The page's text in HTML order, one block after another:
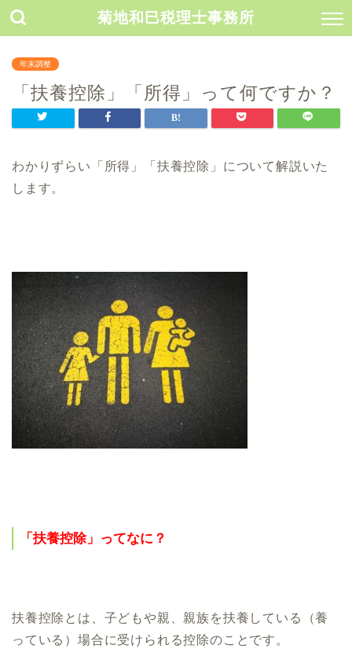
菊地和巳税理士事務所
年末調整
「扶養控除」「所得」って何ですか？
わかりずらい「所得」「扶養控除」について解説いた
します。
「扶養控除」ってなに？
扶養控除とは、子どもや親、親族を扶養している（養
っている）場合に受けられる控除のことです。